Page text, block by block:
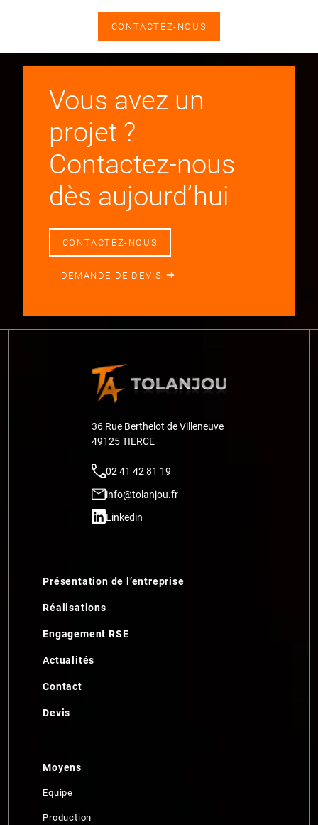
CONTACTEZ-NOUS
Vous avez un
projet ?
Contactez-nous
dès aujourd’hui
CONTACTEZ-NOUS
DEMANDE DE DEVIS
36 Rue Berthelot de Villeneuve
49125 TIERCE
02 41 42 81 19
info@tolanjou.fr
Linkedin
Présentation de l’entreprise
Réalisations
Engagement RSE
Actualités
Contact
Devis
Moyens
Equipe
Production